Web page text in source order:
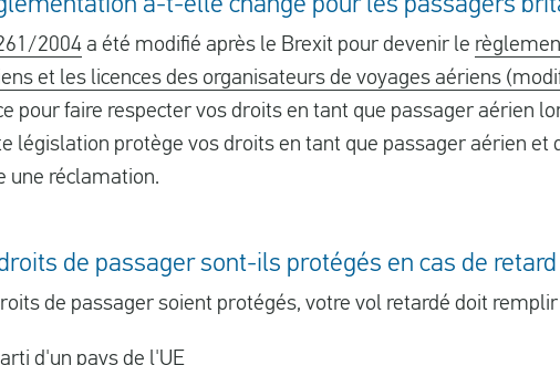
a-t-elle changé pour les passagers
2004 a été modifié après le Brexit pour devenir le
et les licences des organisateurs de voyages aériens
pour faire respecter vos droits en tant que passager aérien
législation protège vos droits en tant que passager aérien et
une réclamation.
de passager sont-ils protégés en cas de retard
de passager soient protégés, votre vol retardé doit
d'un pays de l'UE